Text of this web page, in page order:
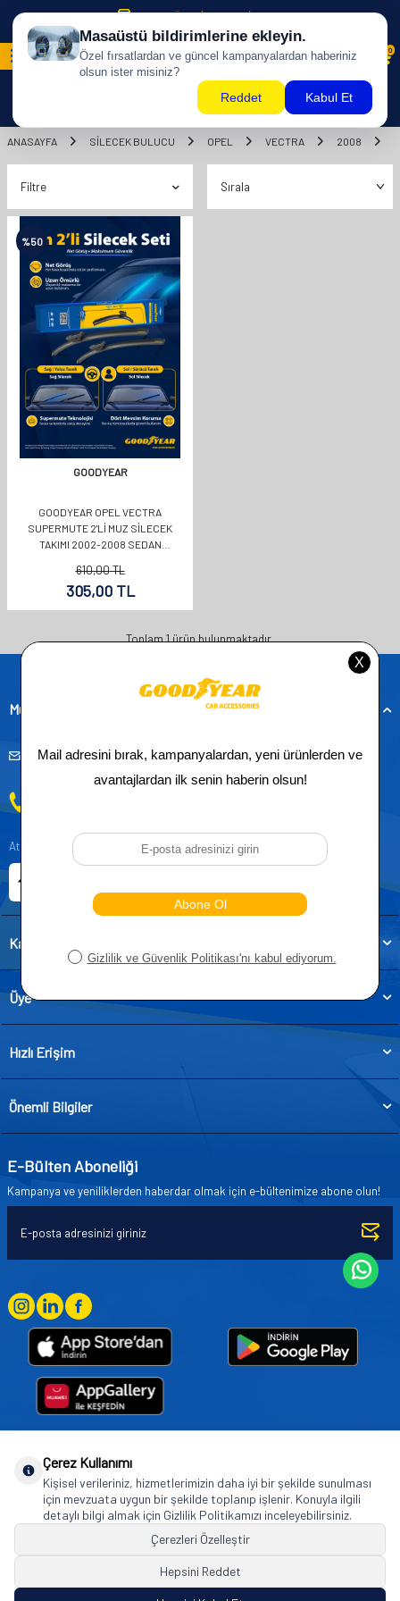
500 TL ÜZERİ KARGO BİZDEN !
0
ANASAYFA SILECEK BULUCU OPEL VECTRA 2008
Filtre
%50
GOODYEAR
GOODYEAR OPEL VECTRA
SUPERMUTE 2'LI MUZ SILECEK
TAKIMI 2002-2008 SEDAN
610,00TL
305,00TL
Toplam1ürün bulunmaktadır.
Müşteri Hizmetleri
musteridestek@goodyearotoaksesuar.com.tr
Atatürk, Kıraç Mevkii, Orhan Veli Cd. D:No:19, 34522 Esenyurt/İstanbul
Kategoriler
Üye
Hızlı Erişim
Önemli Bilgiler
E-Bülten Aboneliği
Kampanya ve yeniliklerden haberdar olmak için e-bültenimize abone olun!
Goodyear (and Winged Foot Design) are trademarks of or licensed to The Goodyear
Tire & Rubber Company used under license by Basbug Group Company,
Istanbul/Türkiye. © 2026 The Goodyear Tire & Rubber Company.
Çerez Kullanımı
Kişisel verileriniz, hizmetlerimizin daha iyi bir şekilde sunulması
için mevzuata uygun bir şekilde toplanıp işlenir. Konuyla ilgili
detaylı bilgi almak için Gizlilik Politikamızı inceleyebilirsiniz.
Çerezleri Özelleştir
Hepsini Reddet